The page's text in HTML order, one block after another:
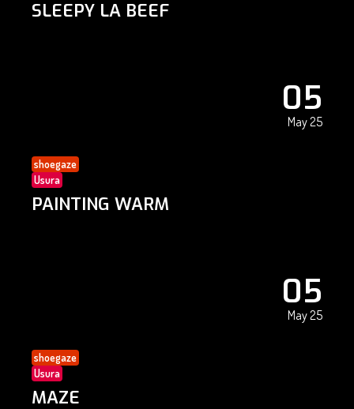
SLEEPY LA BEEF
05
May 25
shoegaze
Usura
PAINTING WARM
05
May 25
shoegaze
Usura
MAZE